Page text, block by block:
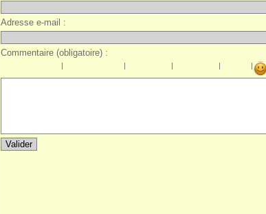
Adresse e-mail :
Commentaire (obligatoire) :
| | | | |